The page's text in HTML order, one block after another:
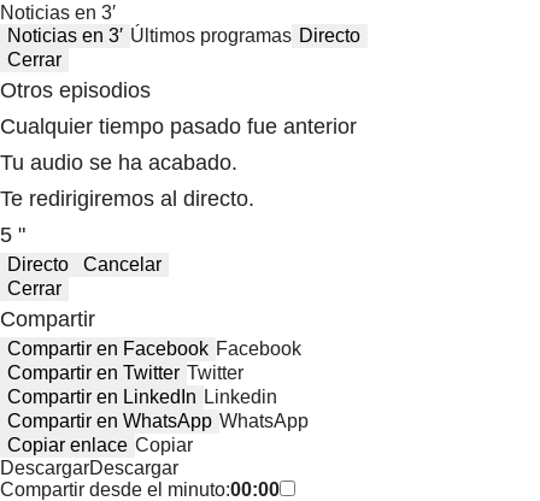
Noticias en 3′
Noticias en 3′ Últimos programas Directo
Cerrar
Otros episodios
Cualquier tiempo pasado fue anterior
Tu audio se ha acabado.
Te redirigiremos al directo.
5 "
Directo
Cancelar
Cerrar
Compartir
Compartir en Facebook Facebook
Compartir en Twitter Twitter
Compartir en LinkedIn Linkedin
Compartir en WhatsApp WhatsApp
Copiar enlace Copiar
DescargarDescargar
Compartir desde el minuto:00:00